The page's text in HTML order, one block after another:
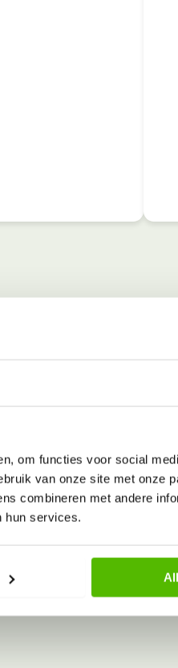
om functies voor social
van onze site met onze
combineren met andere
hun services.